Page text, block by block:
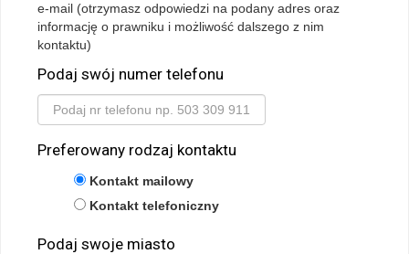
e-mail (otrzymasz odpowiedzi na podany adres oraz
informację o prawniku i możliwość dalszego z nim
kontaktu)
Podaj swój numer telefonu
Preferowany rodzaj kontaktu
Kontakt mailowy
Kontakt telefoniczny
Podaj swoje miasto